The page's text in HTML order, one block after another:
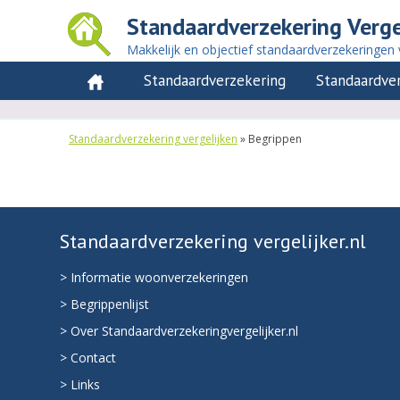
Standaardverzekering
Makkelijk en objectief standaardverzekeringen
Standaardverzekering
Standaardverzekering vergelijken » Begrippen
Standaardverzekering vergelijker.nl
> Informatie woonverzekeringen
> Begrippenlijst
> Over Standaardverzekeringvergelijker.nl
> Contact
> Links